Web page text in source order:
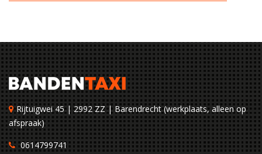
Rijtuigwei 45 | 2992 ZZ | Barendrecht (werkplaats, alleen op
afspraak)
0614799741